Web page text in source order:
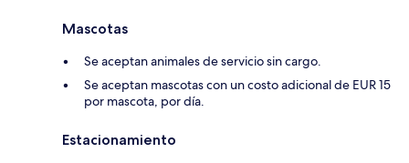
Mascotas
Se aceptan animales de servicio sin cargo.
Se aceptan mascotas con un costo adicional de EUR 15
por mascota, por día.
Estacionamiento